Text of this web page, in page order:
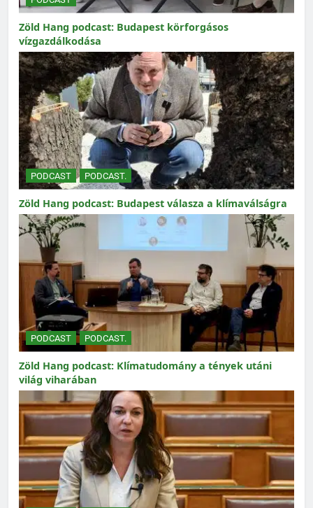
Zöld Hang podcast: Budapest körforgásos
vízgazdálkodása
PODCAST PODCAST.
Zöld Hang podcast: Budapest válasza a klímaválságra
PODCAST PODCAST.
Zöld Hang podcast: Klímatudomány a tények utáni
világ viharában